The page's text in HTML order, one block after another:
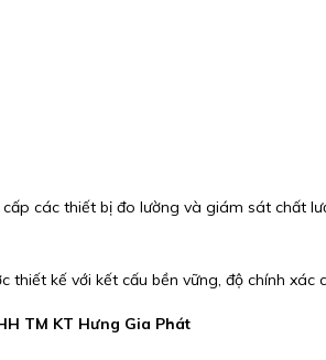
các thiết bị đo lường và giám sát chất
thiết kế với kết cấu bền vững, độ chính
TM KT Hưng Gia Phát